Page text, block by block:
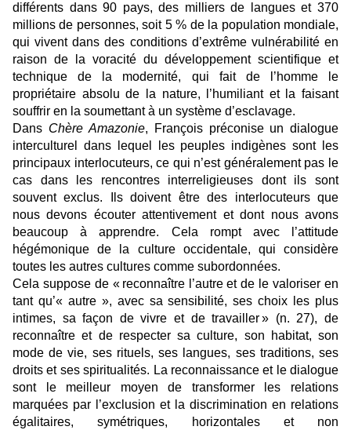
différents dans 90 pays, des milliers de langues et 370
millions de personnes, soit 5 % de la population mondiale,
qui vivent dans des conditions d’extrême vulnérabilité en
raison de la voracité du développement scientifique et
technique de la modernité, qui fait de l’homme le
propriétaire absolu de la nature, l’humiliant et la faisant
souffrir en la soumettant à un système d’esclavage.
Dans Chère Amazonie, François préconise un dialogue
interculturel dans lequel les peuples indigènes sont les
principaux interlocuteurs, ce qui n’est généralement pas le
cas dans les rencontres interreligieuses dont ils sont
souvent exclus. Ils doivent être des interlocuteurs que
nous devons écouter attentivement et dont nous avons
beaucoup à apprendre. Cela rompt avec l’attitude
hégémonique de la culture occidentale, qui considère
toutes les autres cultures comme subordonnées.
Cela suppose de « reconnaître l’autre et de le valoriser en
tant qu’« autre », avec sa sensibilité, ses choix les plus
intimes, sa façon de vivre et de travailler » (n. 27), de
reconnaître et de respecter sa culture, son habitat, son
mode de vie, ses rituels, ses langues, ses traditions, ses
droits et ses spiritualités. La reconnaissance et le dialogue
sont le meilleur moyen de transformer les relations
marquées par l’exclusion et la discrimination en relations
égalitaires, symétriques, horizontales et non